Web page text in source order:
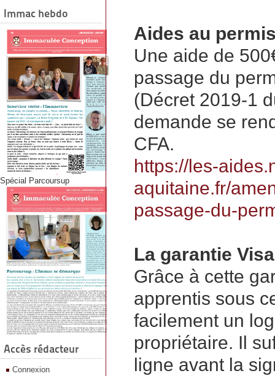
Immac hebdo
Spécial Parcoursup
Accès rédacteur
Connexion
Aides au
Une aide de
passage du
(Décret 2019-1
demande se
CFA.
https://les-
aquitaine.fr/
passage-du-
La garantie
Grâce à cette
apprentis sous
facilement un
propriétaire. Il
ligne avant la